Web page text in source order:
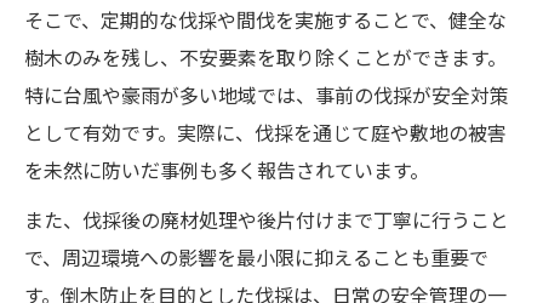
伐採による景観改善とデメリットを比較検
証
伐採と剪定のバランスが快適さを左右する
伐採の意味と目的から作業手順まで徹底検証
伐採の意味や目的をわかりやすく解説
そこで、定期的な伐採や間伐を実施することで、健全な
樹木のみを残し、不安要素を取り除くことができます。
特に台風や豪雨が多い地域では、事前の伐採が安全対策
として有効です。実際に、伐採を通じて庭や敷地の被害
を未然に防いだ事例も多く報告されています。
また、伐採後の廃材処理や後片付けまで丁寧に行うこと
で、周辺環境への影響を最小限に抑えることも重要で
す。倒木防止を目的とした伐採は、日常の安全管理の一